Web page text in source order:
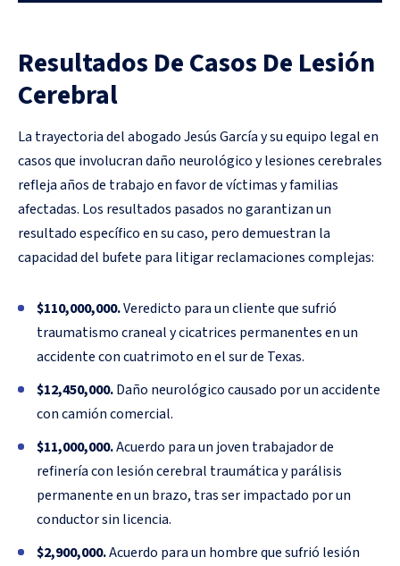
Resultados De Casos De Lesión
Cerebral
La trayectoria del abogado Jesús García y su equipo legal en
casos que involucran daño neurológico y lesiones cerebrales
refleja años de trabajo en favor de víctimas y familias
afectadas. Los resultados pasados no garantizan un
resultado específico en su caso, pero demuestran la
capacidad del bufete para litigar reclamaciones complejas:
$110,000,000.Veredicto para un cliente que sufrió
traumatismo craneal y cicatrices permanentes en un
accidente con cuatrimoto en el sur de Texas.
$12,450,000.Daño neurológico causado por un accidente
con camión comercial.
$11,000,000.Acuerdo para un joven trabajador de
refinería con lesión cerebral traumática y parálisis
permanente en un brazo, tras ser impactado por un
conductor sin licencia.
$2,900,000.Acuerdo para un hombre que sufrió lesión